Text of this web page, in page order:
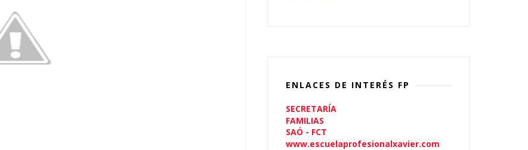
ENLACES DE INTERÉS FP
SECRETARÍA
FAMILIAS
SAÓ - FCT
www.escuelaprofesionalxavier.com